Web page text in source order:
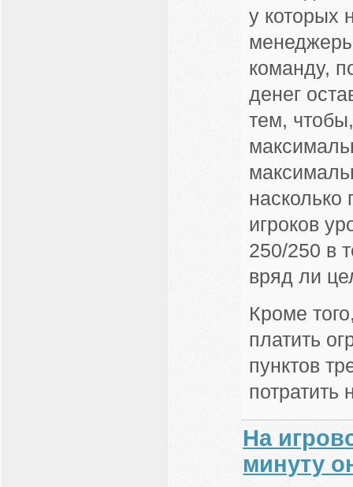
у которых
команду,
денег
тем,
игроков
250/250 в
вряд ли
Кроме
платить
пунктов
потратить
На
минуту